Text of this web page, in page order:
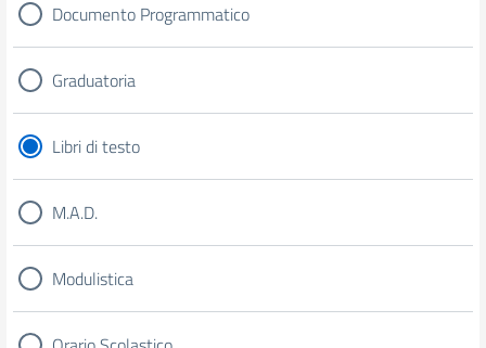
Documento Programmatico
Graduatoria
Libri di testo
M.A.D.
Modulistica